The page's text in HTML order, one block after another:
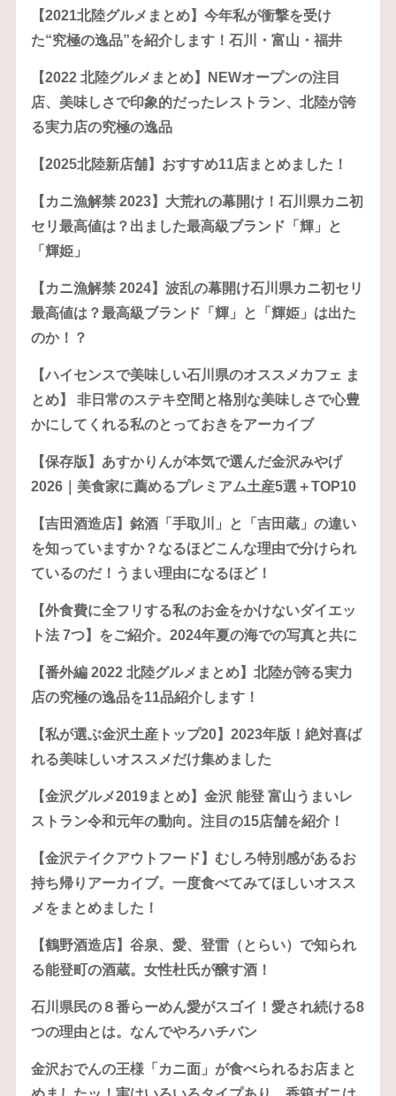
【2021北陸グルメまとめ】今年私が衝撃を受け
た“究極の逸品”を紹介します！石川・富山・福井
【2022 北陸グルメまとめ】NEWオープンの注目
店、美味しさで印象的だったレストラン、北陸が誇
る実力店の究極の逸品
【2025北陸新店舗】おすすめ11店まとめました！
【カニ漁解禁 2023】大荒れの幕開け！石川県カニ初
セリ最高値は？出ました最高級ブランド「輝」と
「輝姫」
【カニ漁解禁 2024】波乱の幕開け石川県カニ初セリ
最高値は？最高級ブランド「輝」と「輝姫」は出た
のか！？
【ハイセンスで美味しい石川県のオススメカフェ ま
とめ】 非日常のステキ空間と格別な美味しさで心豊
かにしてくれる私のとっておきをアーカイブ
【保存版】あすかりんが本気で選んだ金沢みやげ
2026｜美食家に薦めるプレミアム土産5選＋TOP10
【吉田酒造店】銘酒「手取川」と「吉田蔵」の違い
を知っていますか？なるほどこんな理由で分けられ
ているのだ！うまい理由になるほど！
【外食費に全フリする私のお金をかけないダイエッ
ト法 7つ】をご紹介。2024年夏の海での写真と共に
【番外編 2022 北陸グルメまとめ】北陸が誇る実力
店の究極の逸品を11品紹介します！
【私が選ぶ金沢土産トップ20】2023年版！絶対喜ば
れる美味しいオススメだけ集めました
【金沢グルメ2019まとめ】金沢 能登 富山うまいレ
ストラン令和元年の動向。注目の15店舗を紹介！
【金沢テイクアウトフード】むしろ特別感があるお
持ち帰りアーカイブ。一度食べてみてほしいオスス
メをまとめました！
【鶴野酒造店】谷泉、愛、登雷（とらい）で知られ
る能登町の酒蔵。女性杜氏が醸す酒！
石川県民の８番らーめん愛がスゴイ！愛され続ける8
つの理由とは。なんでやろハチバン
金沢おでんの王様「カニ面」が食べられるお店まと